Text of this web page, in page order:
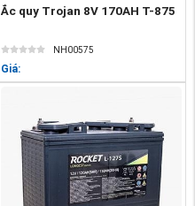
Ắc quy Trojan 8V 170AH T-875
NH00575
Giá: